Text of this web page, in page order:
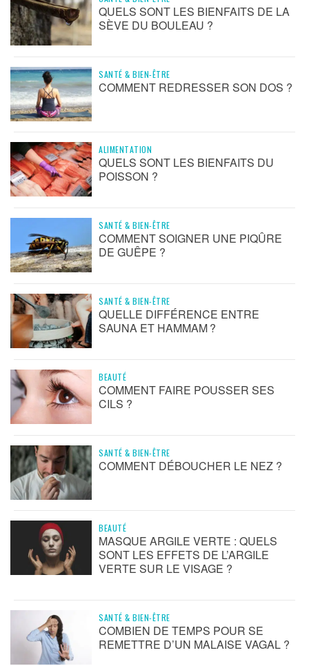
QUELS SONT LES BIENFAITS DE LA
SÈVE DU BOULEAU ?
SANTÉ & BIEN-ÊTRE
COMMENT REDRESSER SON DOS ?
ALIMENTATION
QUELS SONT LES BIENFAITS DU
POISSON ?
SANTÉ & BIEN-ÊTRE
COMMENT SOIGNER UNE PIQÛRE
DE GUÊPE ?
SANTÉ & BIEN-ÊTRE
QUELLE DIFFÉRENCE ENTRE
SAUNA ET HAMMAM ?
BEAUTÉ
COMMENT FAIRE POUSSER SES
CILS ?
SANTÉ & BIEN-ÊTRE
COMMENT DÉBOUCHER LE NEZ ?
BEAUTÉ
MASQUE ARGILE VERTE : QUELS
SONT LES EFFETS DE L’ARGILE
VERTE SUR LE VISAGE ?
SANTÉ & BIEN-ÊTRE
COMBIEN DE TEMPS POUR SE
REMETTRE D’UN MALAISE VAGAL ?